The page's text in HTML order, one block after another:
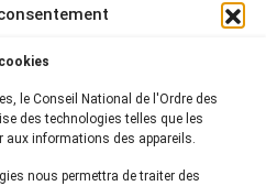
le Conseil National de l'Ordre des
des technologies telles que les
aux informations des appareils.
nous permettra de traiter des
Cedex 16
34 78 80